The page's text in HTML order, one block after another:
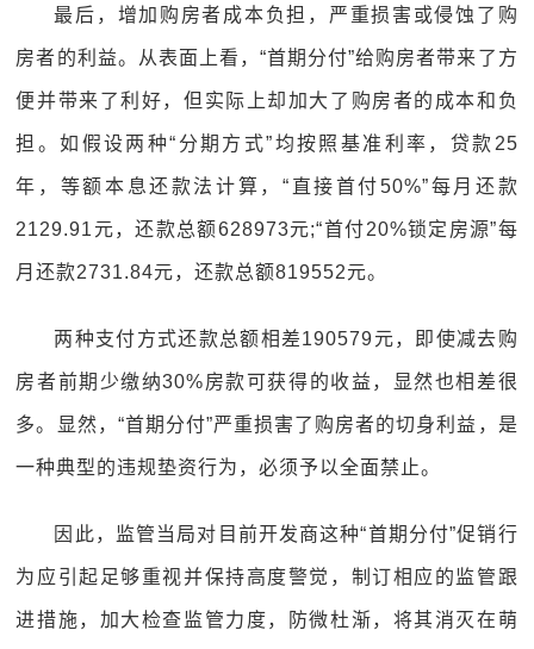
最后，增加购房者成本负担，严重损害或侵蚀了购
房者的利益。从表面上看，“首期分付”给购房者带来了方
便并带来了利好，但实际上却加大了购房者的成本和负
担。如假设两种“分期方式”均按照基准利率，贷款25
年，等额本息还款法计算，“直接首付50%”每月还款
2129.91元，还款总额628973元;“首付20%锁定房源”每
月还款2731.84元，还款总额819552元。
两种支付方式还款总额相差190579元，即使减去购
房者前期少缴纳30%房款可获得的收益，显然也相差很
多。显然，“首期分付”严重损害了购房者的切身利益，是
一种典型的违规垫资行为，必须予以全面禁止。
因此，监管当局对目前开发商这种“首期分付”促销行
为应引起足够重视并保持高度警觉，制订相应的监管跟
进措施，加大检查监管力度，防微杜渐，将其消灭在萌